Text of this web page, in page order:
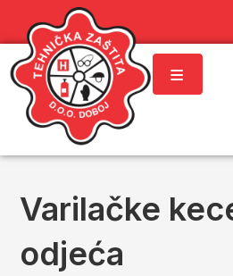
Varilačke
odjeća